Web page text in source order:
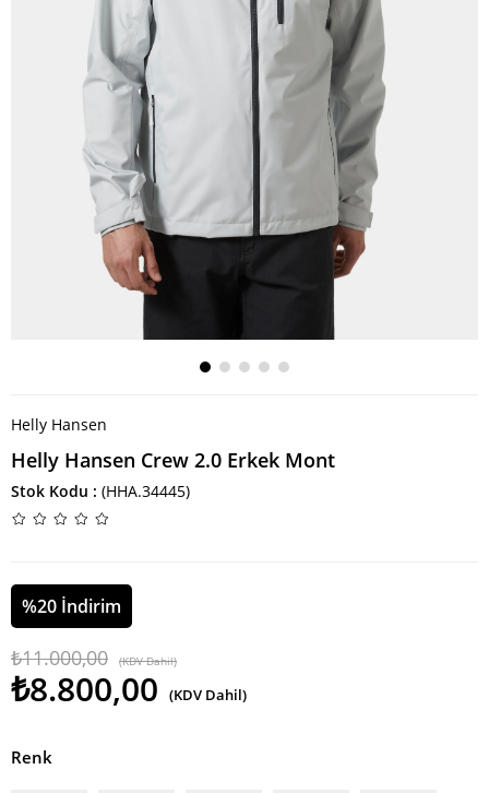
Helly Hansen
Helly Hansen Crew 2.0 Erkek Mont
Stok Kodu (HHA.34445)
%20 İndirim
₺11.000,00 (KDV Dahil)
₺8.800,00 (KDV Dahil)
Renk